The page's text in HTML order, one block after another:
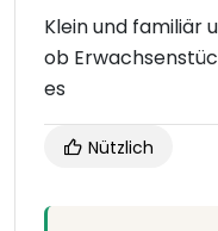
Klein und familiär
ob
es
Nützlich